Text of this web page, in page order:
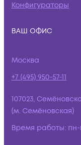
Конфигураторы
ВАШ ОФИС
Москва
+7 (495) 950-57-11
107023,
(м. Семёновская)
Время работы: пн-